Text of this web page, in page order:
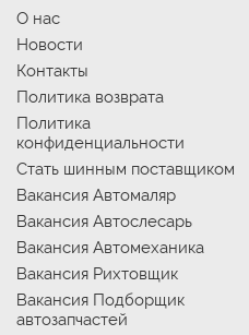
О нас
Новости
Контакты
Политика возврата
Политика
конфиденциальности
Стать шинным поставщиком
Вакансия Автомаляр
Вакансия Автослесарь
Вакансия Автомеханика
Вакансия Рихтовщик
Вакансия Подборщик
автозапчастей